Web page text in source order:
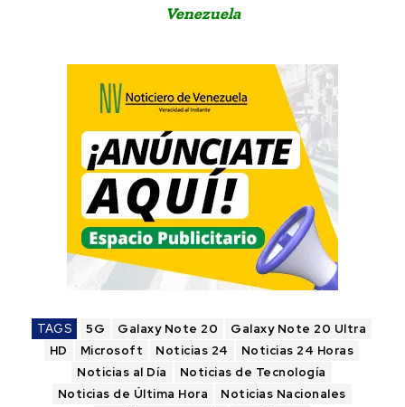
Venezuela
TAGS 5G Galaxy Note 20
Galaxy Note 20 Ultra
HD
Microsoft Noticias 24
Noticias 24 Horas
Noticias al Día
Noticias de Tecnología
Noticias de Última Hora
Noticias Nacionales